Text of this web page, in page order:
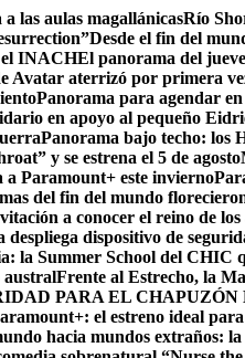
las aulas magallánicasRío
Desde el fin del
el INACHEl panorama del
Avatar aterrizó por primera
Panorama para agendar
en apoyo al pequeño
Panorama bajo techo: los
y se estrena el 5 de agosto
Paramount+ este invierno
del fin del mundo
a conocer el reino de
dispositivo de
la Summer School del CHIC
australFrente al Estrecho, la
PARA EL CHAPUZÓN
el estreno ideal
hacia mundos extraños: